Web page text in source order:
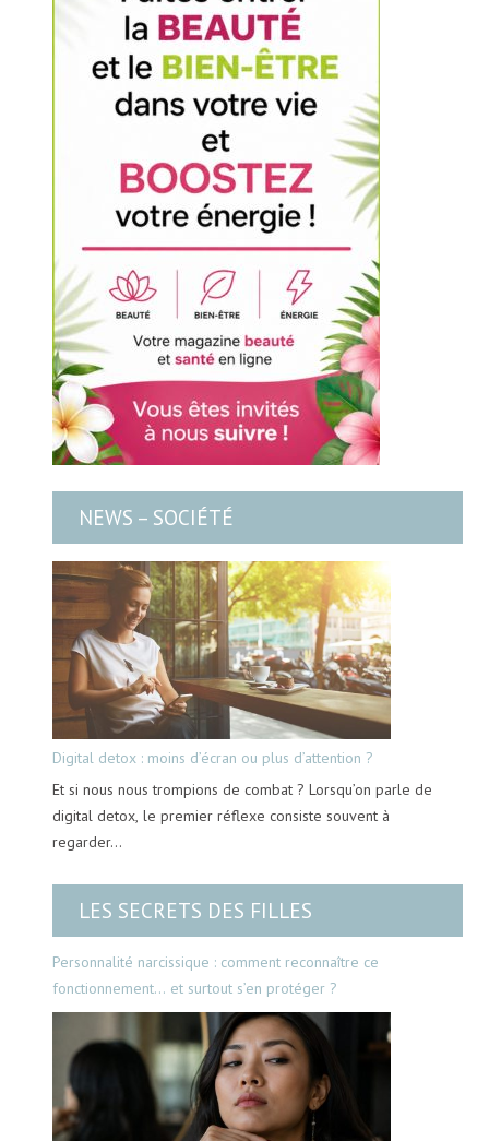
NEWS – SOCIÉTÉ
Digital detox : moins d’écran ou plus d’attention ?
Et si nous nous trompions de combat ? Lorsqu’on parle de
digital detox, le premier réflexe consiste souvent à
regarder…
LES SECRETS DES FILLES
Personnalité narcissique : comment reconnaître ce
fonctionnement… et surtout s’en protéger ?